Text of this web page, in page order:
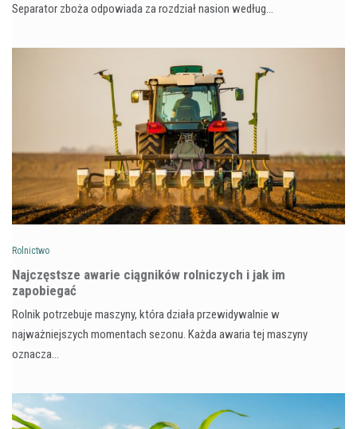
Separator zboża odpowiada za rozdział nasion według…
Rolnictwo
Najczęstsze awarie ciągników rolniczych i jak im
zapobiegać
Rolnik potrzebuje maszyny, która działa przewidywalnie w
najważniejszych momentach sezonu. Każda awaria tej maszyny
oznacza…